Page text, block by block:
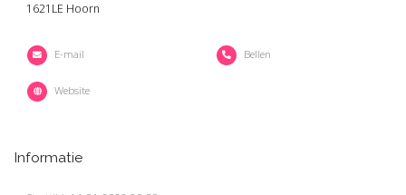
1621LE Hoorn
E-mail Bellen
Website
Informatie